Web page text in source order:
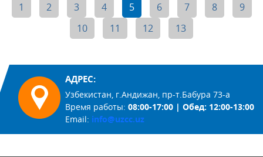
1 2 3 4 5 6 7 8
9
10
11 12 13
АДРЕС:
Узбекистан, г.Андижан, пр-т.Бабура 73-а
Время работы: 08:00-17:00 | Обед: 12:00-13:00
Email: info@uzcc.uz